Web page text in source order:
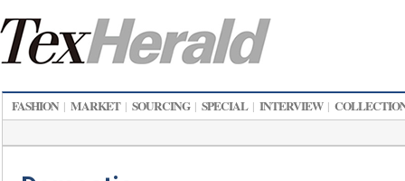
FASHION | MARKET | SOURCING | SPECIAL | INTERVIEW |